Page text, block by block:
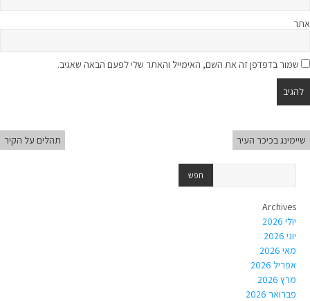
אתר
שמור בדפדפן זה את השם, האימייל והאתר שלי לפעם הבאה שאגיב.
שיימינג בכיכר העיר תהלים על הקיר
Archives
יולי 2026
יוני 2026
מאי 2026
אפריל 2026
מרץ 2026
פברואר 2026